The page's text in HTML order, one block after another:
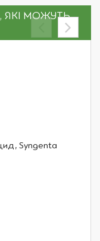
ЯКІ МОЖУТЬ
Syngenta